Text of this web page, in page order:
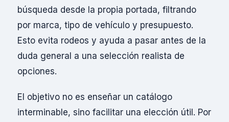
búsqueda desde la propia portada, filtrando
por marca, tipo de vehículo y presupuesto.
Esto evita rodeos y ayuda a pasar antes de la
duda general a una selección realista de
opciones.
El objetivo no es enseñar un catálogo
interminable, sino facilitar una elección útil. Por